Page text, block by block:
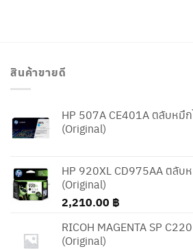
สินค้าขายดี
HP 507A CE401A ตลับหมึ
(Original)
HP 920XL CD975AA ตลับ
(Original)
2,210.00 ฿
RICOH MAGENTA SP
(Original)